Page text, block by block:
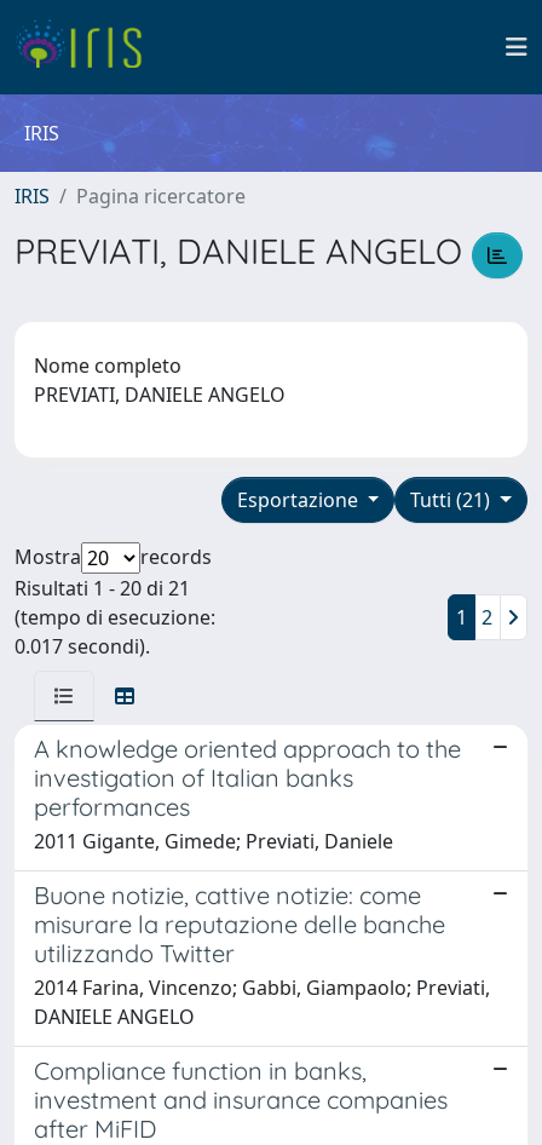
IRIS
IRIS Pagina ricercatore
PREVIATI, DANIELE ANGELO
Nome completo
PREVIATI, DANIELE ANGELO
Tutti (21)
Esportazione
Mostra
records
Risultati 1 - 20 di 21
(tempo di esecuzione:
0.017 secondi).
1 2
A knowledge oriented approach to the
investigation of Italian banks
performances
2011 Gigante, Gimede; Previati, Daniele
Buone notizie, cattive notizie: come
misurare la reputazione delle banche
utilizzando Twitter
2014 Farina, Vincenzo; Gabbi, Giampaolo; Previati,
DANIELE ANGELO
Compliance function in banks,
investment and insurance companies
after MiFID